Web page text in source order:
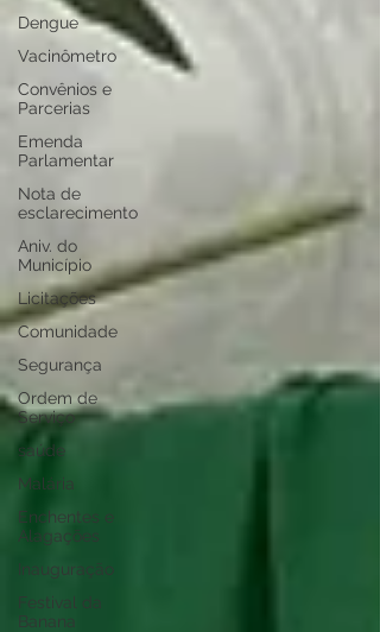
Dengue
Vacinômetro
Convênios e
Parcerias
Emenda
Parlamentar
Nota de
esclarecimento
Aniv. do
Município
Licitações
Comunidade
Segurança
Ordem de
Serviço
saúde
Malária
Enchentes e
Alagações
Inauguração
Festival da
Banana